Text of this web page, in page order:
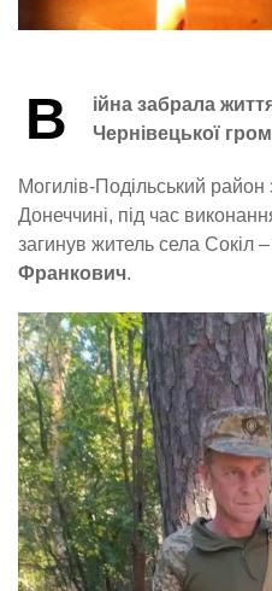
В
ійна забрала
Чернівецької
Могилів-Подільський район
Донеччині, під час
загинув житель села Сокіл –
Франкович.